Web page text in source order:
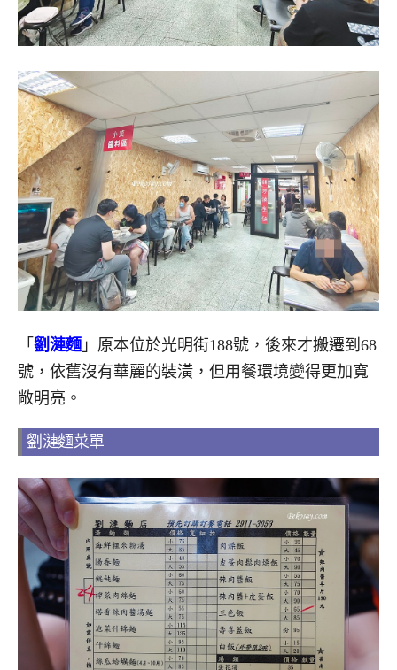
「 劉漣麵」原本位於光明街188號，後來才搬遷到68
號，依舊沒有華麗的裝潢，但用餐環境變得更加寬
敞明亮。
劉漣麵菜單